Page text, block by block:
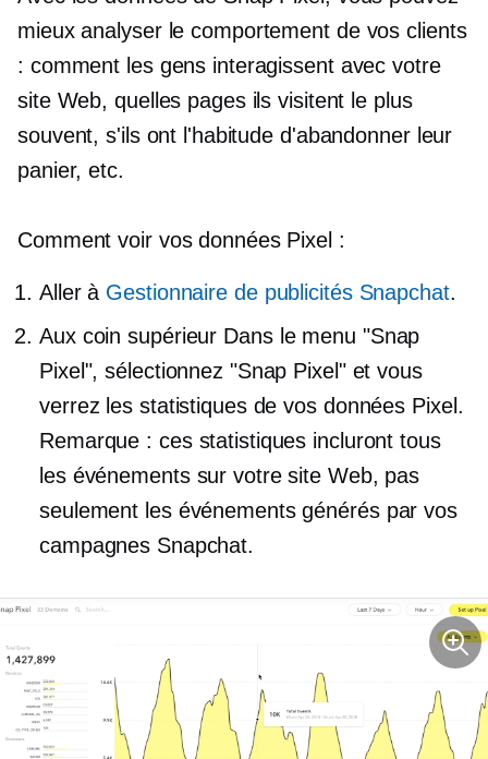
mieux analyser le comportement de vos clients
: comment les gens interagissent avec votre
site Web, quelles pages ils visitent le plus
souvent, s'ils ont l'habitude d'abandonner leur
panier, etc.
Comment voir vos données Pixel :
Aller à Gestionnaire de publicités Snapchat.
Aux coin supérieur Dans le menu "Snap
Pixel", sélectionnez "Snap Pixel" et vous
verrez les statistiques de vos données Pixel.
Remarque : ces statistiques incluront tous
les événements sur votre site Web, pas
seulement les événements générés par vos
campagnes Snapchat.